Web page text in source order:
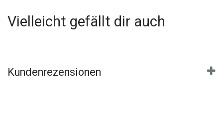
Vielleicht gefällt dir auch
Kundenrezensionen